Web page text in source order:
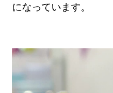
になっています。